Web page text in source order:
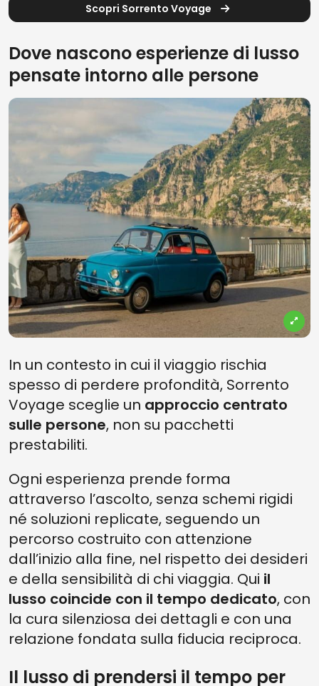
Scopri Sorrento Voyage
Dove nascono esperienze di lusso
pensate intorno alle persone
In un contesto in cui il viaggio rischia
spesso di perdere profondità, Sorrento
Voyage sceglie un approccio centrato
sulle persone, non su pacchetti
prestabiliti.
Ogni esperienza prende forma
attraverso l’ascolto, senza schemi rigidi
né soluzioni replicate, seguendo un
percorso costruito con attenzione
dall’inizio alla fine, nel rispetto dei desideri
e della sensibilità di chi viaggia. Qui il
lusso coincide con il tempo dedicato, con
la cura silenziosa dei dettagli e con una
relazione fondata sulla fiducia reciproca.
Il lusso di prendersi il tempo per